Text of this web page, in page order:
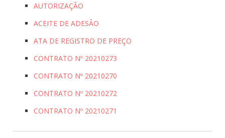
AUTORIZAÇÃO
ACEITE DE ADESÃO
ATA DE REGISTRO DE PREÇO
CONTRATO Nº 20210273
CONTRATO Nº 20210270
CONTRATO Nº 20210272
CONTRATO Nº 20210271